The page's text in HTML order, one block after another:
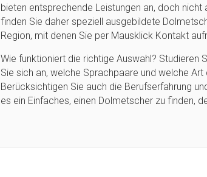
bieten entsprechende Leistungen an, doch
finden Sie daher speziell ausgebildete
Region, mit denen Sie per Mausklick Kontakt
Wie funktioniert die richtige Auswahl? Studieren
Sie sich an, welche Sprachpaare und welche
Berücksichtigen Sie auch die Berufserfahrung
es ein Einfaches, einen Dolmetscher zu finden,